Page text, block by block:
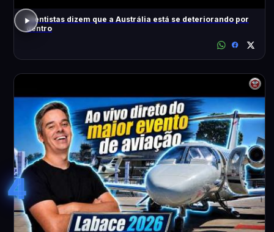
Cientistas dizem que a Austrália está se deteriorando por
dentro
4